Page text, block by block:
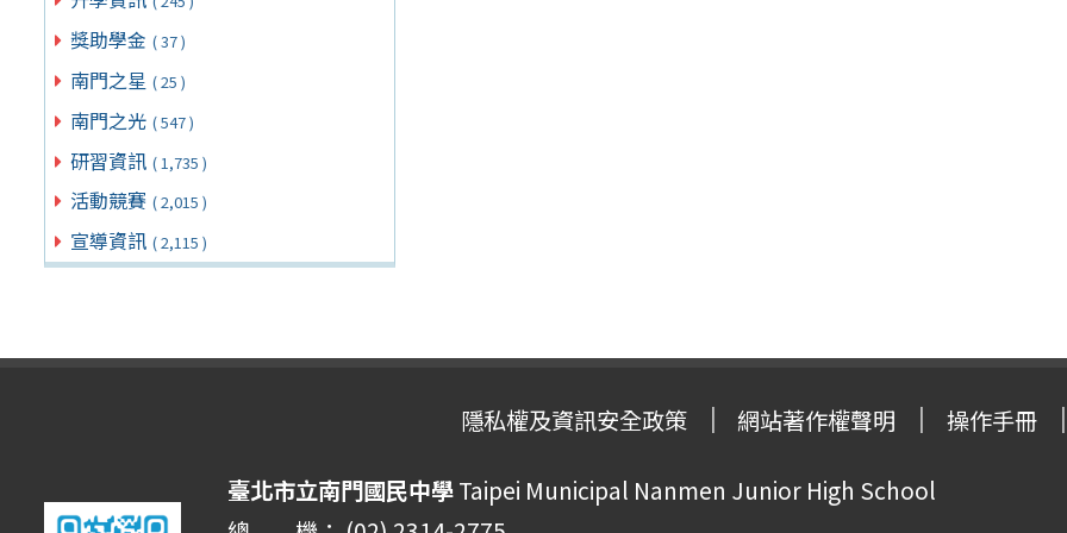
獎助學金 ( 37 )
南門之星 ( 25 )
南門之光 ( 547 )
研習資訊 ( 1,735 )
活動競賽 ( 2,015 )
宣導資訊 ( 2,115 )
隱私權及資訊安全政策 網站著作權聲明 操作手冊
臺北市立南門國民中學Taipei Municipal Nanmen Junior High School